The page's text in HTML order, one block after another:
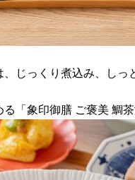
じっくり煮込み、し
「象印御膳 ご褒美 鯛